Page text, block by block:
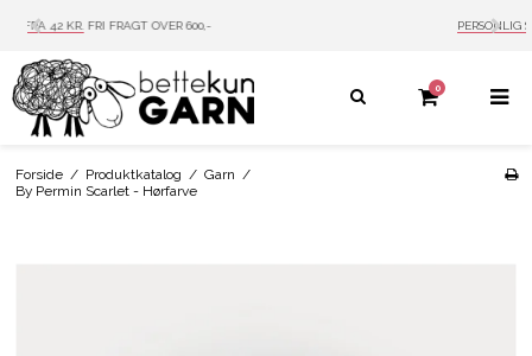
PERSONLIG SERVICE MAIL: INFO@BETTEKUN.DK
0
Forside / Produktkatalog / Garn /
By Permin Scarlet - Hørfarve